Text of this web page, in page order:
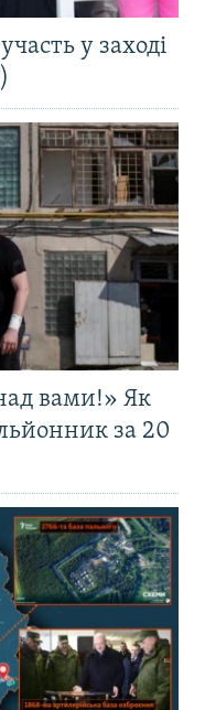
у заході
вами!» Як
за 20